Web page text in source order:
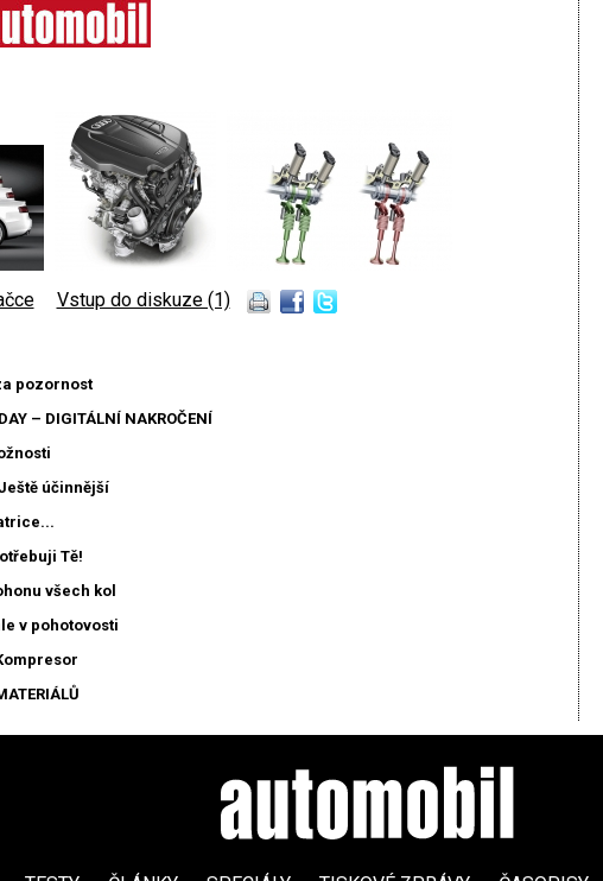
Vstup do diskuze (1)
pozornost
– DIGITÁLNÍ NAKROČENÍ
účinnější
Tě!
všech kol
v pohotovosti